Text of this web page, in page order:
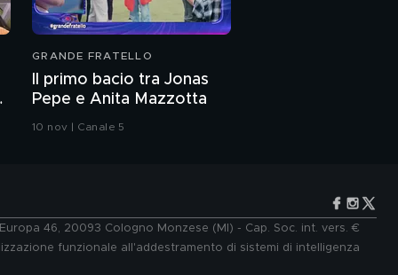
GRANDE FRATELLO
Il primo bacio tra Jonas
Pepe e Anita Mazzotta
10 nov | Canale 5
46, 20093 Cologno Monzese (MI) - Cap. Soc. int. vers. €
funzionale all'addestramento di sistemi di intelligenza